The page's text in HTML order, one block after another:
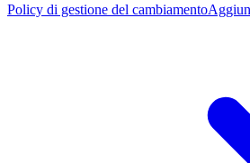
Policy di gestione del cambiamento